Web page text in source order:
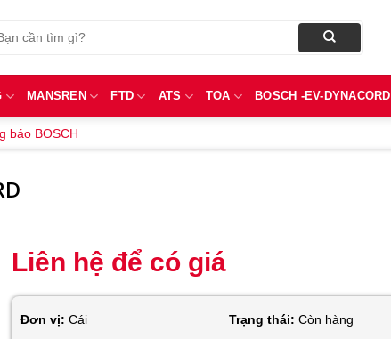
MANSREN FTD ATS TOA BOSCH -EV-DYNACORD
báo BOSCH
Liên hệ để có giá
Đơn vị: Cái Trạng thái: Còn hàng